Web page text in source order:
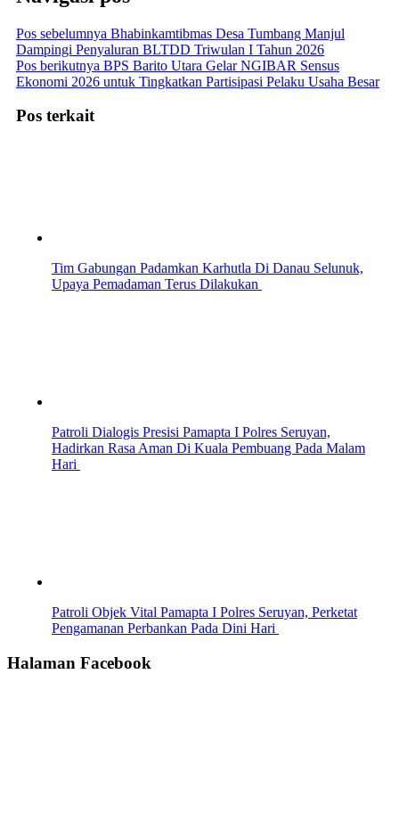
Pos sebelumnya Bhabinkamtibmas Desa Tumbang Manjul
Dampingi Penyaluran BLTDD Triwulan I Tahun 2026
Pos berikutnya BPS Barito Utara Gelar NGIBAR Sensus
Ekonomi 2026 untuk Tingkatkan Partisipasi Pelaku Usaha Besar
Pos terkait
Tim Gabungan Padamkan Karhutla Di Danau Selunuk,
Upaya Pemadaman Terus Dilakukan
Patroli Dialogis Presisi Pamapta I Polres Seruyan,
Hadirkan Rasa Aman Di Kuala Pembuang Pada Malam
Hari
Patroli Objek Vital Pamapta I Polres Seruyan, Perketat
Pengamanan Perbankan Pada Dini Hari
Halaman Facebook